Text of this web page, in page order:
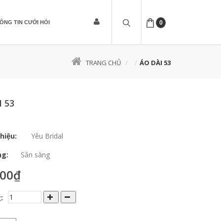
0
TIN CƯỚI HỎI
TRANG CHỦ ÁO DÀI 53
53
Yêu Bridal
Sắn sàng